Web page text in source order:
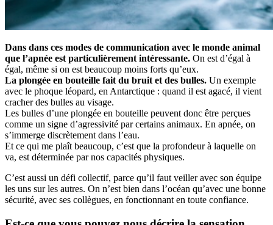
Dans dans ces modes de communication avec le monde animal
que l’apnée est particulièrement intéressante. On est d’égal à
égal, même si on est beaucoup moins forts qu’eux.
La plongée en bouteille fait du bruit et des bulles. Un exemple
avec le phoque léopard, en Antarctique : quand il est agacé, il vient
cracher des bulles au visage.
Les bulles d’une plongée en bouteille peuvent donc être perçues
comme un signe d’agressivité par certains animaux. En apnée, on
s’immerge discrètement dans l’eau.
Et ce qui me plaît beaucoup, c’est que la profondeur à laquelle on
va, est déterminée par nos capacités physiques.
C’est aussi un défi collectif, parce qu’il faut veiller avec son équipe
les uns sur les autres. On n’est bien dans l’océan qu’avec une bonne
sécurité, avec ses collègues, en fonctionnant en toute confiance.